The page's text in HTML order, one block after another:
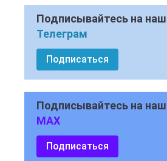
Подписывайтесь на
Телеграм
Подписаться
Подписывайтесь на
MAX
Подписаться